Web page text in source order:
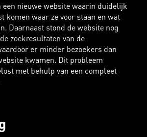
een nieuwe website waarin duidelijk
komen waar ze voor staan en wat
Daarnaast stond de website nog
zoekresultaten van de
er minder bezoekers dan
kwamen. Dit probleem
met behulp van een compleet